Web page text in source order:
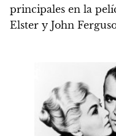
principales en la
Elster y John